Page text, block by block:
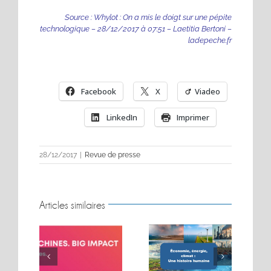
Source : Whylot : On a mis le doigt sur une pépite
technologique – 28/12/2017 à 07:51 – Laetitia Bertoni –
ladepeche.fr
Facebook X Viadeo
LinkedIn Imprimer
28/12/2017 Revue de presse
Articles similaires